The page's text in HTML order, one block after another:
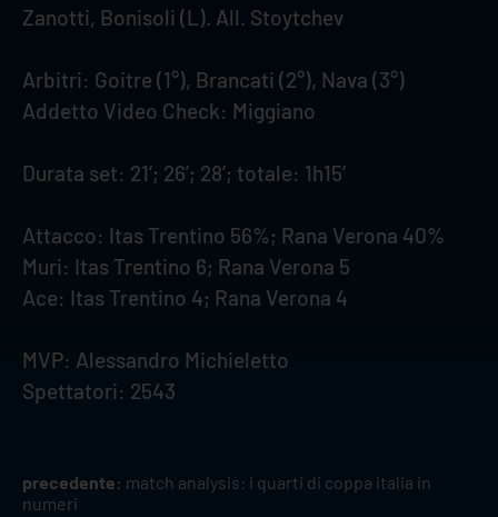
Zanotti, Bonisoli (L). All. Stoytchev
Arbitri: Goitre (1°), Brancati (2°), Nava (3°)
Addetto Video Check: Miggiano
Durata set: 21’; 26’; 28’; totale: 1h15’
Attacco: Itas Trentino 56%; Rana Verona 40%
Muri: Itas Trentino 6; Rana Verona 5
Ace: Itas Trentino 4; Rana Verona 4
MVP: Alessandro Michieletto
Spettatori: 2543
precedente: match analysis: i quarti di coppa italia in
numeri